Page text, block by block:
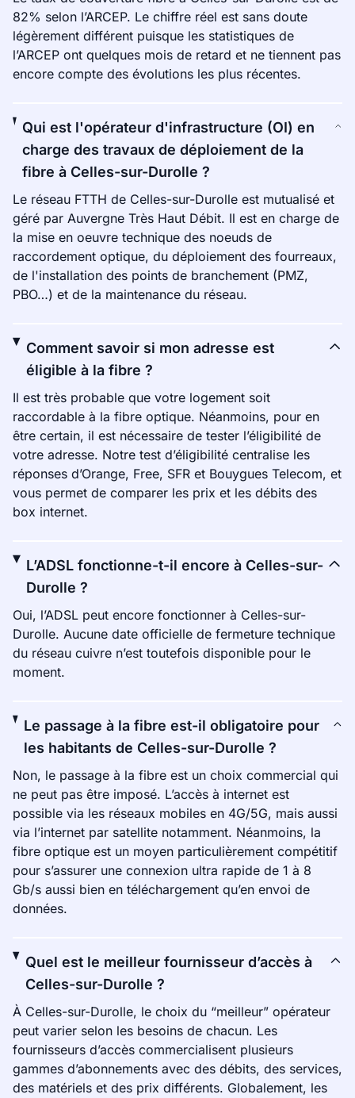
82% selon l’ARCEP. Le chiffre réel est sans doute
légèrement différent puisque les statistiques de
l’ARCEP ont quelques mois de retard et ne tiennent pas
encore compte des évolutions les plus récentes.
Qui est l'opérateur d'infrastructure (OI) en
charge des travaux de déploiement de la
fibre à Celles-sur-Durolle ?
Le réseau FTTH de Celles-sur-Durolle est mutualisé et
géré par Auvergne Très Haut Débit. Il est en charge de
la mise en oeuvre technique des noeuds de
raccordement optique, du déploiement des fourreaux,
de l'installation des points de branchement (PMZ,
PBO…) et de la maintenance du réseau.
Comment savoir si mon adresse est
éligible à la fibre ?
Il est très probable que votre logement soit
raccordable à la fibre optique. Néanmoins, pour en
être certain, il est nécessaire de tester l’éligibilité de
votre adresse. Notre test d’éligibilité centralise les
réponses d’Orange, Free, SFR et Bouygues Telecom, et
vous permet de comparer les prix et les débits des
box internet.
L’ADSL fonctionne-t-il encore à Celles-sur-
Durolle ?
Oui, l’ADSL peut encore fonctionner à Celles-sur-
Durolle. Aucune date officielle de fermeture technique
du réseau cuivre n’est toutefois disponible pour le
moment.
Le passage à la fibre est-il obligatoire pour
les habitants de Celles-sur-Durolle ?
Non, le passage à la fibre est un choix commercial qui
ne peut pas être imposé. L’accès à internet est
possible via les réseaux mobiles en 4G/5G, mais aussi
via l’internet par satellite notamment. Néanmoins, la
fibre optique est un moyen particulièrement compétitif
pour s’assurer une connexion ultra rapide de 1 à 8
Gb/s aussi bien en téléchargement qu’en envoi de
données.
Quel est le meilleur fournisseur d’accès à
Celles-sur-Durolle ?
À Celles-sur-Durolle, le choix du “meilleur” opérateur
peut varier selon les besoins de chacun. Les
fournisseurs d’accès commercialisent plusieurs
gammes d’abonnements avec des débits, des services,
des matériels et des prix différents. Globalement, les